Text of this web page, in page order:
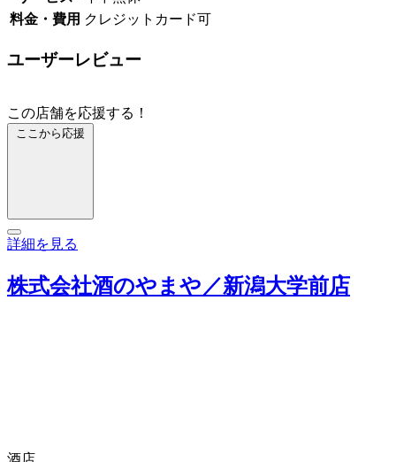
料金・費用 クレジットカード可
ユーザーレビュー
この店舗を応援する！
ここから応援
詳細を見る
株式会社酒のやまや／新潟大学前店
酒店